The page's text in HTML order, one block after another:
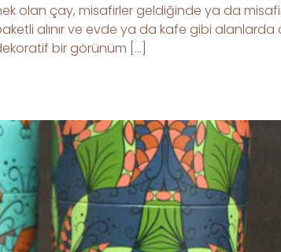
olan çay, misafirler geldiğinde ya da
alınır ve evde ya da kafe gibi alanlarda
bir görünüm […]